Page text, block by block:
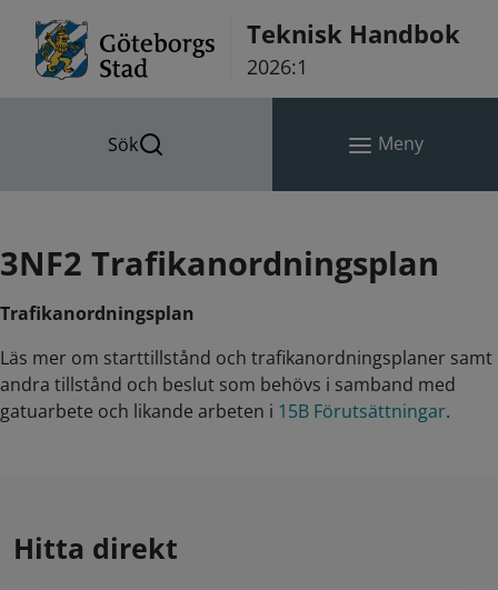
Teknisk Handbok
2026:1
Sök Meny
3NF2 Trafikanordningsplan
Trafikanordningsplan
Läs mer om starttillstånd och trafikanordningsplaner samt
andra tillstånd och beslut som behövs i samband med
gatuarbete och likande arbeten i 15B Förutsättningar.
Hitta direkt